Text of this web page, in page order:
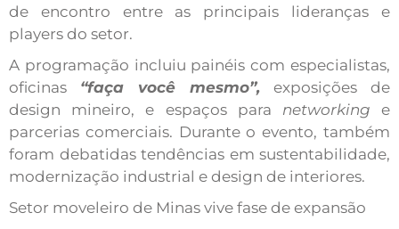
de encontro entre as principais lideranças e
players do setor.
A programação incluiu painéis com especialistas,
oficinas “faça você mesmo”, exposições de
design mineiro, e espaços para networking e
parcerias comerciais. Durante o evento, também
foram debatidas tendências em sustentabilidade,
modernização industrial e design de interiores.
Setor moveleiro de Minas vive fase de expansão